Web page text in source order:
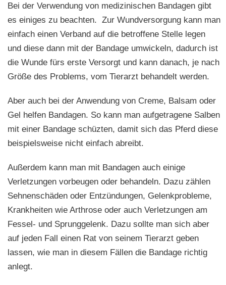
Bei der Verwendung von medizinischen Bandagen gibt
es einiges zu beachten. Zur Wundversorgung kann man
einfach einen Verband auf die betroffene Stelle legen
und diese dann mit der Bandage umwickeln, dadurch ist
die Wunde fürs erste Versorgt und kann danach, je nach
Größe des Problems, vom Tierarzt behandelt werden.
Aber auch bei der Anwendung von Creme, Balsam oder
Gel helfen Bandagen. So kann man aufgetragene Salben
mit einer Bandage schüzten, damit sich das Pferd diese
beispielsweise nicht einfach abreibt.
Außerdem kann man mit Bandagen auch einige
Verletzungen vorbeugen oder behandeln. Dazu zählen
Sehnenschäden oder Entzündungen, Gelenkprobleme,
Krankheiten wie Arthrose oder auch Verletzungen am
Fessel- und Sprunggelenk. Dazu sollte man sich aber
auf jeden Fall einen Rat von seinem Tierarzt geben
lassen, wie man in diesem Fällen die Bandage richtig
anlegt.